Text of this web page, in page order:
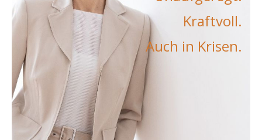
Kraftvoll.
Auch in Krisen.